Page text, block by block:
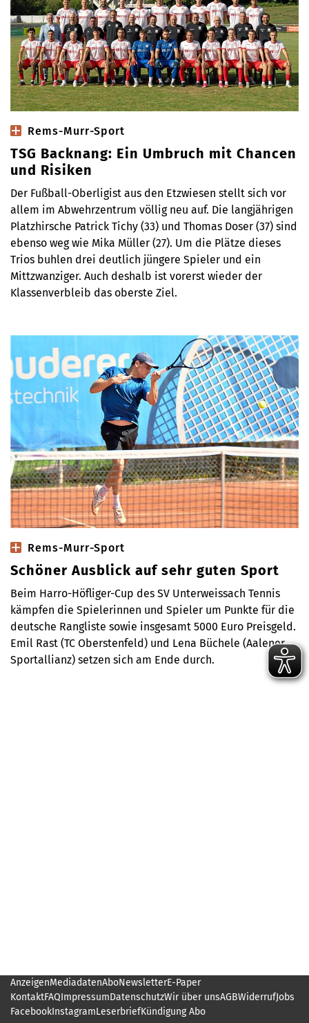
Rems-Murr-Sport
TSG Backnang: Ein Umbruch mit Chancen
und Risiken
Der Fußball-Oberligist aus den Etzwiesen stellt sich vor
allem im Abwehrzentrum völlig neu auf. Die langjährigen
Platzhirsche Patrick Tichy (33) und Thomas Doser (37) sind
ebenso weg wie Mika Müller (27). Um die Plätze dieses
Trios buhlen drei deutlich jüngere Spieler und ein
Mittzwanziger. Auch deshalb ist vorerst wieder der
Klassenverbleib das oberste Ziel.
Rems-Murr-Sport
Schöner Ausblick auf sehr guten Sport
Beim Harro-Höfliger-Cup des SV Unterweissach Tennis
kämpfen die Spielerinnen und Spieler um Punkte für die
deutsche Rangliste sowie insgesamt 5000 Euro Preisgeld.
Emil Rast (TC Oberstenfeld) und Lena Büchele (Aalener
Sportallianz) setzen sich am Ende durch.
AnzeigenMediadatenAboNewsletterE-Paper
KontaktFAQImpressumDatenschutzWir über unsAGBWiderrufJobs
FacebookInstagramLeserbriefKündigung Abo